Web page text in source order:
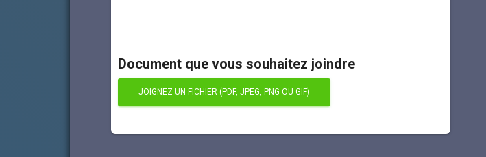
Document que vous souhaitez joindre
JOIGNEZ UN FICHIER (PDF, JPEG, PNG OU GIF)